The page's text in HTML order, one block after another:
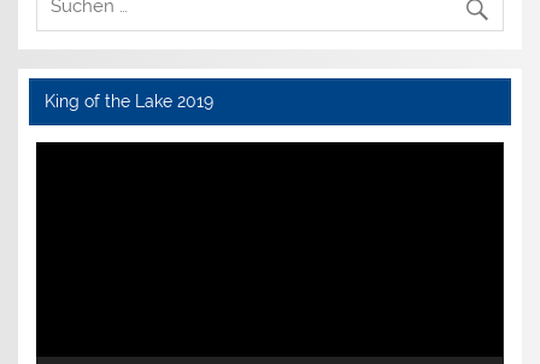
King of the Lake 2019
Video-